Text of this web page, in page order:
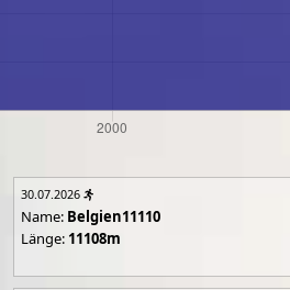
30.07.2026
Name: Belgien11110
Länge: 11108m